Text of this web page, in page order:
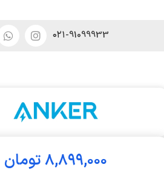
۰۲۱-91099933
۸,۸۹۹,۰۰۰تومان